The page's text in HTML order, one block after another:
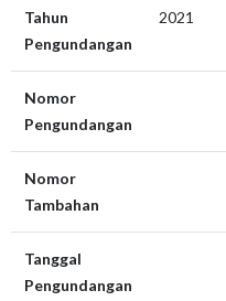
Tahun
Pengundangan
2021
Nomor
Pengundangan
Nomor
Tambahan
Tanggal
Pengundangan